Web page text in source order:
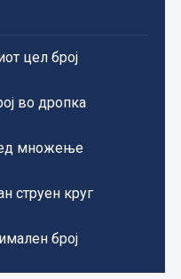
цел број
во дропка
множење
струен круг
број